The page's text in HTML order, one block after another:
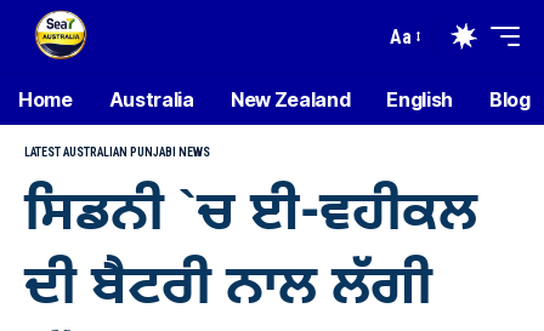
Aa
Home Australia New Zealand English Blog
LATEST AUSTRALIAN PUNJABI NEWS
ਸਿਡਨੀ `ਚ ਈ-ਵਹੀਕਲ
ਦੀ ਬੈਟਰੀ ਨਾਲ ਲੱਗੀ